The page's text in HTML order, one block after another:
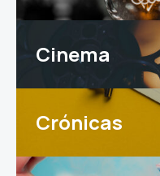
Cinema
Crónicas